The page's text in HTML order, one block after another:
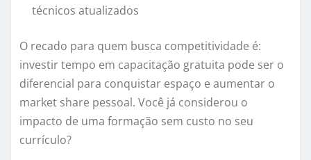
técnicos atualizados
O recado para quem busca competitividade é:
investir tempo em capacitação gratuita pode ser o
diferencial para conquistar espaço e aumentar o
market share pessoal. Você já considerou o
impacto de uma formação sem custo no seu
currículo?